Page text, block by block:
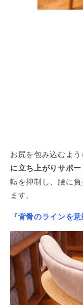
お尻を包み込むよう
に立ち上がりサポ
転を抑制し、腰に
ます。
『背骨のラインを